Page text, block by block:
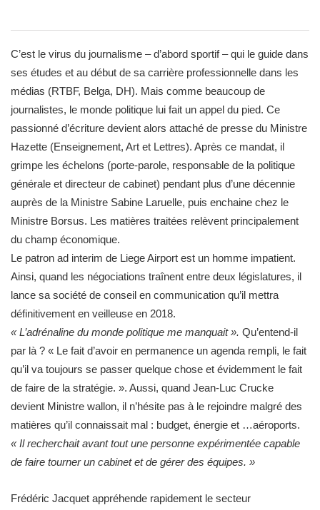
C’est le virus du journalisme – d’abord sportif – qui le guide dans
ses études et au début de sa carrière professionnelle dans les
médias (RTBF, Belga, DH). Mais comme beaucoup de
journalistes, le monde politique lui fait un appel du pied. Ce
passionné d’écriture devient alors attaché de presse du Ministre
Hazette (Enseignement, Art et Lettres). Après ce mandat, il
grimpe les échelons (porte-parole, responsable de la politique
générale et directeur de cabinet) pendant plus d’une décennie
auprès de la Ministre Sabine Laruelle, puis enchaine chez le
Ministre Borsus. Les matières traitées relèvent principalement
du champ économique.
Le patron ad interim de Liege Airport est un homme impatient.
Ainsi, quand les négociations traînent entre deux législatures, il
lance sa société de conseil en communication qu’il mettra
définitivement en veilleuse en 2018.
« L’adrénaline du monde politique me manquait ». Qu’entend-il
par là ? « Le fait d’avoir en permanence un agenda rempli, le fait
qu’il va toujours se passer quelque chose et évidemment le fait
de faire de la stratégie. ». Aussi, quand Jean-Luc Crucke
devient Ministre wallon, il n’hésite pas à le rejoindre malgré des
matières qu’il connaissait mal : budget, énergie et …aéroports.
« Il recherchait avant tout une personne expérimentée capable
de faire tourner un cabinet et de gérer des équipes. »
Frédéric Jacquet appréhende rapidement le secteur